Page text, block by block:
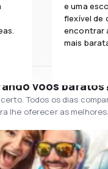
e uma
flexível de
encontrar
mais
voos
Todos os dias
lhe oferecer as